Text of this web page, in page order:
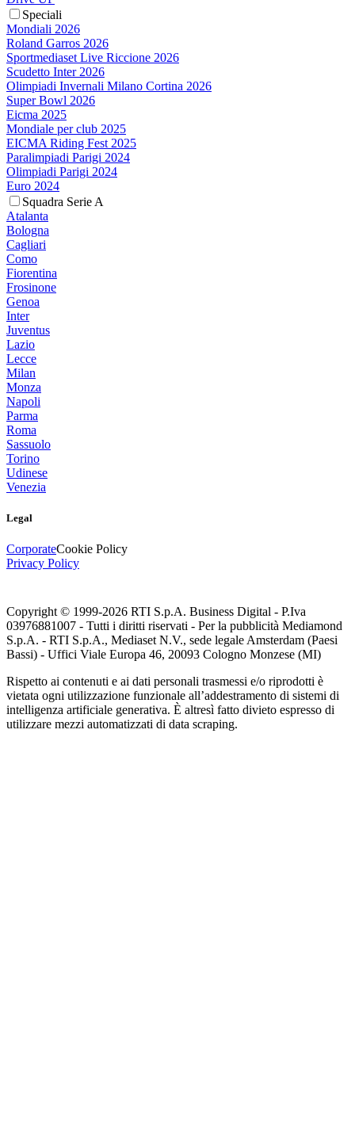
Speciali
Mondiali 2026
Roland Garros 2026
Sportmediaset Live Riccione 2026
Scudetto Inter 2026
Olimpiadi Invernali Milano Cortina 2026
Super Bowl 2026
Eicma 2025
Mondiale per club 2025
EICMA Riding Fest 2025
Paralimpiadi Parigi 2024
Olimpiadi Parigi 2024
Euro 2024
Squadra Serie A
Atalanta
Bologna
Cagliari
Como
Fiorentina
Frosinone
Genoa
Inter
Juventus
Lazio
Lecce
Milan
Monza
Napoli
Parma
Roma
Sassuolo
Torino
Udinese
Venezia
Legal
CorporateCookie Policy
Privacy Policy
Copyright © 1999-2026 RTI S.p.A. Business Digital - P.Iva
03976881007 - Tutti i diritti riservati - Per la pubblicità Mediamond
S.p.A. - RTI S.p.A., Mediaset N.V., sede legale Amsterdam (Paesi
Bassi) - Uffici Viale Europa 46, 20093 Cologno Monzese (MI)
Rispetto ai contenuti e ai dati personali trasmessi e/o riprodotti è
vietata ogni utilizzazione funzionale all’addestramento di sistemi di
intelligenza artificiale generativa. È altresì fatto divieto espresso di
utilizzare mezzi automatizzati di data scraping.